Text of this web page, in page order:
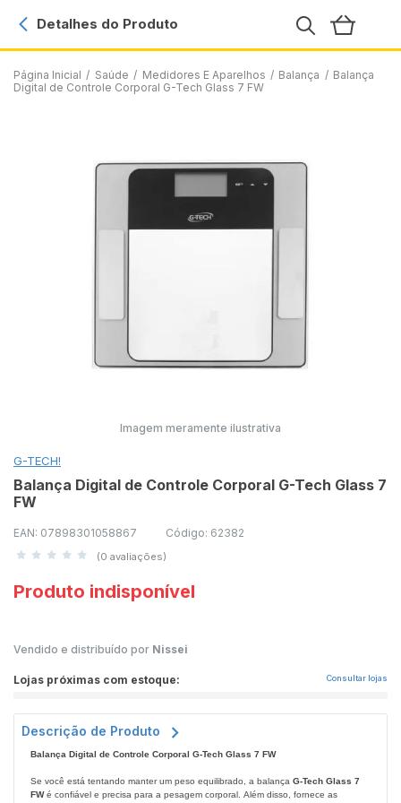
Página Inicial / Saúde / Medidores E Aparelhos / Balança / Balança
Digital de Controle Corporal G-Tech Glass 7 FW
Detalhes do Produto
Imagem meramente ilustrativa
G-TECH!
Balança Digital de Controle Corporal G-Tech Glass 7
FW
EAN: 07898301058867 Código: 62382
(0 avaliações)
Produto indisponível
Vendido e distribuído por Nissei
Lojas próximas com estoque: Consultar lojas
Descrição de Produto
Balança Digital de Controle Corporal G-Tech Glass 7 FW
Se você está tentando manter um peso equilibrado, a balança G-Tech Glass 7
FWé confiável e precisa para a pesagem corporal. Além disso, fornece as